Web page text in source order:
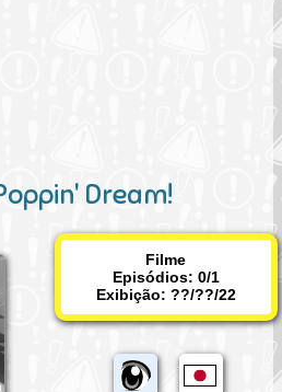
Dream!
Filme
Episódios: 0/1
Exibição: ??/??/22